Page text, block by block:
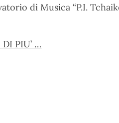
di Musica “P.I.
DI PIU’ …